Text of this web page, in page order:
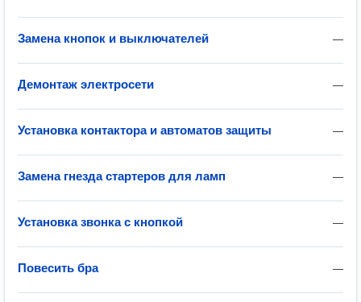
—
Замена кнопок и выключателей
—
Демонтаж электросети
—
Установка контактора и автоматов защиты
—
Замена гнезда стартеров для ламп
—
Установка звонка с кнопкой
—
Повесить бра